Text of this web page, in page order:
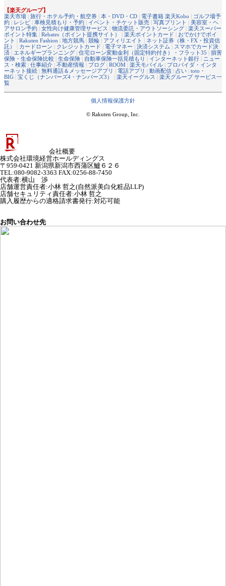
【楽天グループ】
楽天市場 | 旅行・ホテル予約・航空券 | 本・DVD・CD | 電子書籍 楽天Kobo | ゴルフ場予
約 | レシピ | 車検見積もり・予約 | イベント・チケット販売 | 写真プリント | 美容室・ヘ
アサロン予約 | 女性向け健康管理サービス | 物流委託・アウトソーシング | 楽天スーパー
ポイント特集 | Rebates（ポイント提携サイト） | 楽天ポイントカード | おでかけでポイ
ント | Rakuten Fashion | 地方競馬 | 競輪 | アフィリエイト | ネット証券（株・FX・投資信
託）
| カードローン | クレジットカード | 電子マネー | 決済システム | スマホでカード決
済 | エネルギープランニング | 住宅ローン変動金利（固定特約付き）・フラット35 | 損害
保険・生命保険比較 | 生命保険 | 自動車保険一括見積もり | インターネット銀行 | ニュー
ス・検索 | 仕事紹介 | 不動産情報 | ブログ | ROOM | 楽天モバイル | プロバイダ・インタ
ーネット接続 | 無料通話＆メッセージアプリ | 電話アプリ | 動画配信 | 占い | toto・
BIG | 宝くじ（ナンバーズ4・ナンバーズ3） | 楽天イーグルス | 楽天グループ サービス一
覧
個人情報保護方針
© Rakuten Group, Inc.
会社概要
株式会社環境経営ホールディングス
〒959-0421 新潟県新潟市西蒲区鱸６２６
TEL:080-9082-3363 FAX:0256-88-7450
代表者:横山 渉
店舗運営責任者:小林 哲之(自然派美白化粧品LLP)
店舗セキュリティ責任者:小林 哲之
購入履歴からの適格請求書発行:対応可能
お問い合わせ先